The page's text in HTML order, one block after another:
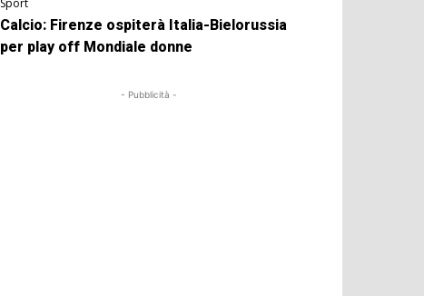
Sport
Calcio: Firenze ospiterà Italia-Bielorussia
per play off Mondiale donne
- Pubblicità -